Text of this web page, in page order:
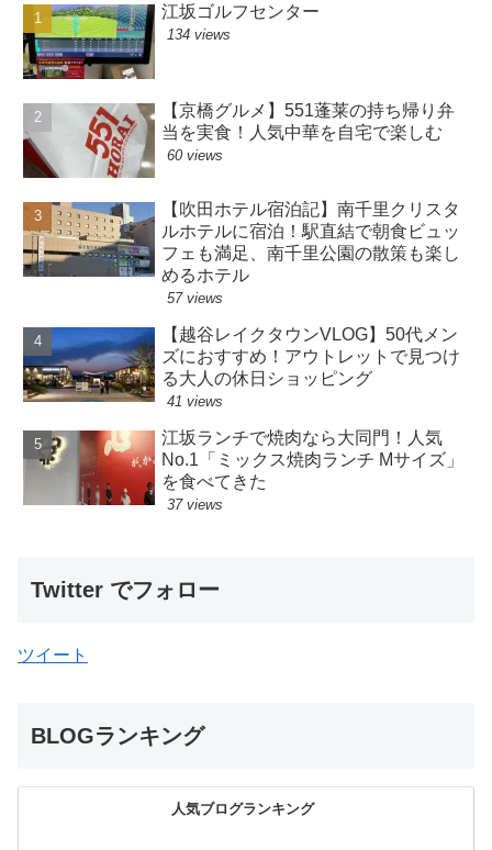
江坂ゴルフセンター
134 views
【京橋グルメ】551蓬莱の持ち帰り弁
当を実食！人気中華を自宅で楽しむ
60 views
【吹田ホテル宿泊記】南千里クリスタ
ルホテルに宿泊！駅直結で朝食ビュッ
フェも満足、南千里公園の散策も楽し
めるホテル
57 views
【越谷レイクタウンVLOG】50代メン
ズにおすすめ！アウトレットで見つけ
る大人の休日ショッピング
41 views
江坂ランチで焼肉なら大同門！人気
No.1「ミックス焼肉ランチ Mサイズ」
を食べてきた
37 views
Twitter でフォロー
ツイート
BLOGランキング
人気ブログランキング